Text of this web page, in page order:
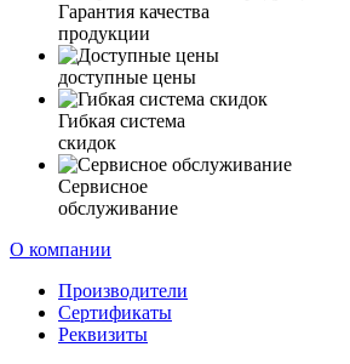
Гарантия качества
продукции
доступные цены
Гибкая система
скидок
Сервисное
обслуживание
О компании
Производители
Сертификаты
Реквизиты